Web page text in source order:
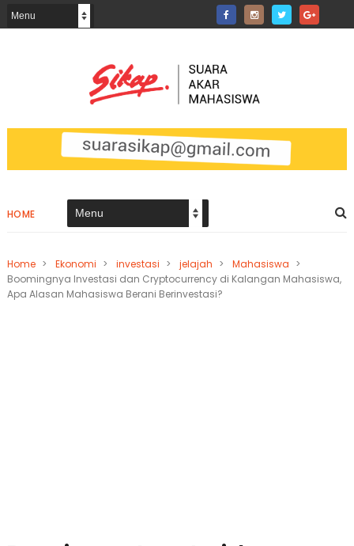
HOME
Home > Ekonomi > investasi > jelajah > Mahasiswa >
Boomingnya Investasi dan Cryptocurrency di Kalangan Mahasiswa,
Apa Alasan Mahasiswa Berani Berinvestasi?